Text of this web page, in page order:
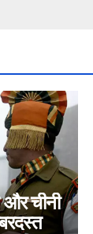
और चीनी